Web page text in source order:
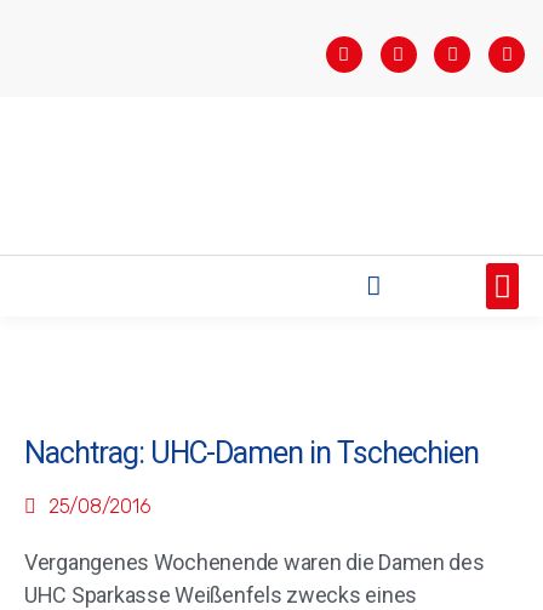
Nachtrag: UHC-Damen in Tschechien
25/08/2016
Vergangenes Wochenende waren die Damen des
UHC Sparkasse Weißenfels zwecks eines